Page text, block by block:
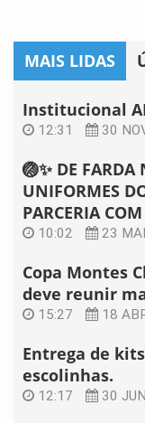
MAIS LIDAS
Institucional
12:31 30
🏐✨ DE FARDA
UNIFORMES
PARCERIA
10:02 23
Copa Montes
deve reunir
15:27 18
Entrega de
escolinhas.
12:17 30